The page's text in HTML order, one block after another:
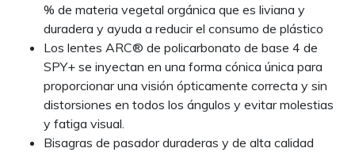
% de materia vegetal orgánica que es liviana y
duradera y ayuda a reducir el consumo de plástico
Los lentes ARC® de policarbonato de base 4 de
SPY+ se inyectan en una forma cónica única para
proporcionar una visión ópticamente correcta y sin
distorsiones en todos los ángulos y evitar molestias
y fatiga visual.
Bisagras de pasador duraderas y de alta calidad